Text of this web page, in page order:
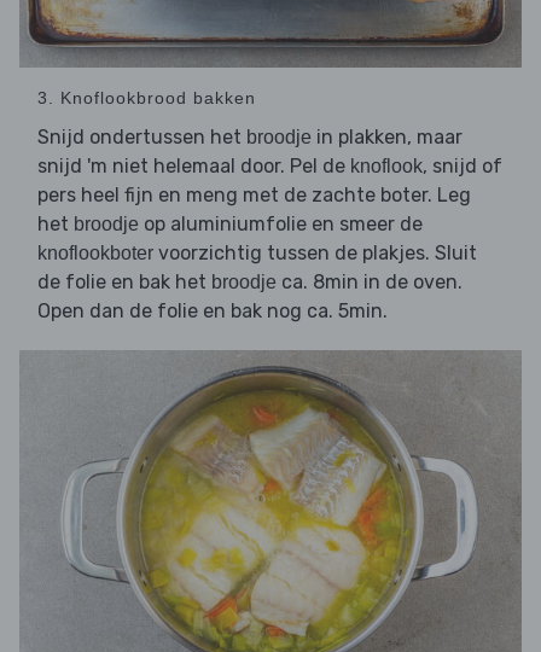
3. Knoflookbrood bakken
Snijd ondertussen het broodje in plakken, maar
snijd 'm niet helemaal door. Pel de knoflook, snijd of
pers heel fijn en meng met de zachte boter. Leg
het broodje op aluminiumfolie en smeer de
knoflookboter voorzichtig tussen de plakjes. Sluit
de folie en bak het broodje ca. 8min in de oven.
Open dan de folie en bak nog ca. 5min.